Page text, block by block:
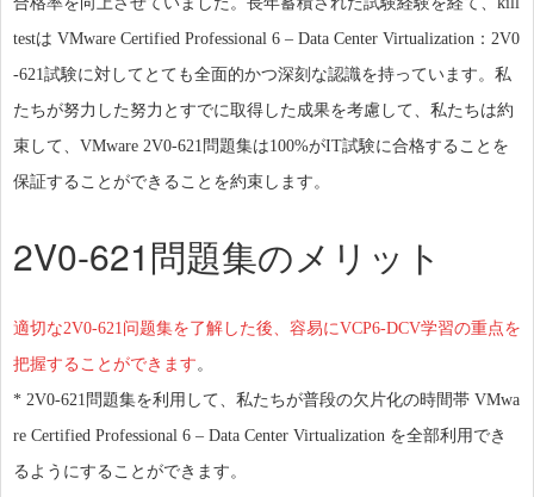
testは VMware Certified Professional 6 – Data Center Virtualization：2V0
-621試験に対してとても全面的かつ深刻な認識を持っています。私
たちが努力した努力とすでに取得した成果を考慮して、私たちは約
束して、VMware 2V0-621問題集は100%がIT試験に合格することを
保証することができることを約束します。
2V0-621問題集のメリット
適切な2V0-621问题集を了解した後、容易にVCP6-DCV学習の重点を
把握することができます。
* 2V0-621問題集を利用して、私たちが普段の欠片化の時間帯 VMwa
re Certified Professional 6 – Data Center Virtualization を全部利用でき
るようにすることができます。